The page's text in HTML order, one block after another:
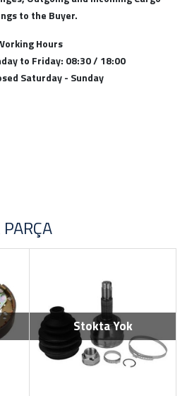
to the Buyer.
Hours
to Friday: 08:30 / 18:00
Saturday - Sunday
Stokta Yok